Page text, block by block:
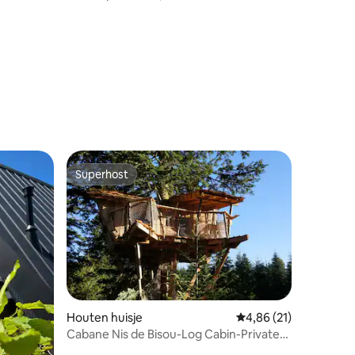
Superhost
Superhost
Houten huisje Gemiddelde
4,86 (21)
Cabane Nis de Bisou-Log Cabin-Private